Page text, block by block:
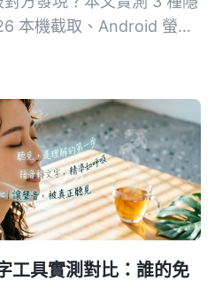
本機截取、Android 螢幕
工具實測對比：誰的免